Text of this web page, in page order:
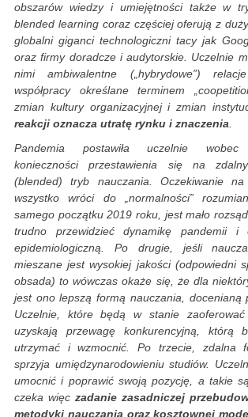
obszarów wiedzy i umiejętności także w
blended learning coraz częściej oferują z
globalni giganci technologiczni tacy jak
oraz firmy doradcze i audytorskie. Uczelnie
nimi ambiwalentne („hybrydowe”)
współpracy określane terminem
zmian kultury organizacyjnej i zmian
reakcji oznacza utratę rynku i znaczenia.
Pandemia postawiła uczelnie wobec
konieczności przestawienia się na
(blended) tryb nauczania. Oczekiwanie
wszystko wróci do „normalności”
samego początku 2019 roku, jest mało
trudno przewidzieć dynamikę pandemii i
epidemiologiczną. Po drugie, jeśli
mieszane jest wysokiej jakości (odpowiedni
obsada) to wówczas okaże się, że dla
jest ono lepszą formą nauczania, docenianą
Uczelnie, które będą w stanie
uzyskają przewagę konkurencyjną, którą
utrzymać i wzmocnić. Po trzecie, zdalna
sprzyja umiędzynarodowieniu studiów.
umocnić i poprawić swoją pozycję, a takie
czeka więc zadanie zasadniczej
metodyki nauczania oraz kosztownej